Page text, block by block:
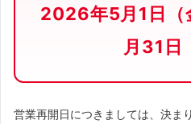
2026年5月1日
月31日
営業再開日につきましては、決ま